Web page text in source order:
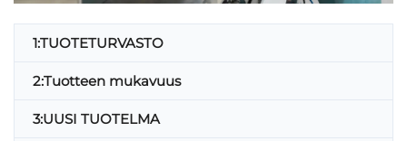
1:TUOTETURVASTO
2:Tuotteen mukavuus
3:UUSI TUOTELMA